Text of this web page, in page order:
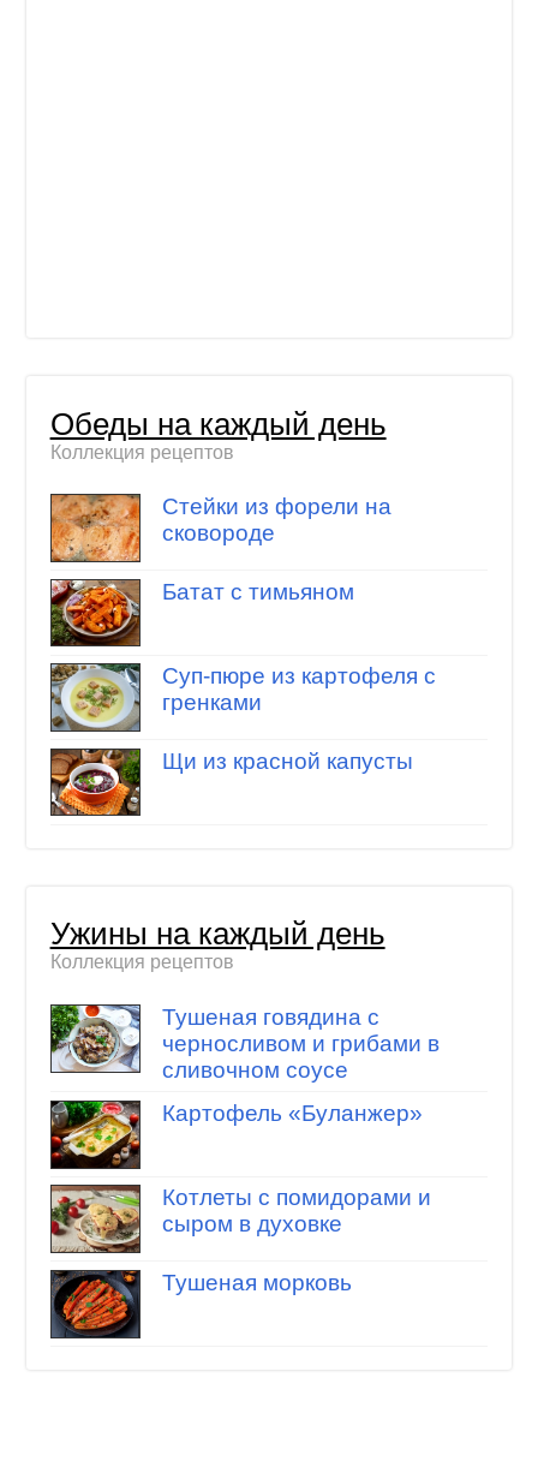
Обеды на каждый день
Коллекция рецептов
Стейки из форели на
сковороде
Батат с тимьяном
Суп-пюре из картофеля с
гренками
Щи из красной капусты
Ужины на каждый день
Коллекция рецептов
Тушеная говядина с
черносливом и грибами в
сливочном соусе
Картофель «Буланжер»
Котлеты с помидорами и
сыром в духовке
Тушеная морковь